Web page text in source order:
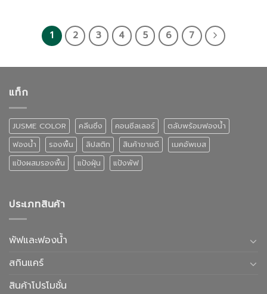
1 2 3 4 5 6 7
แท็ก
JUSME COLOR คลีนซิ่ง คอนซีลเลอร์
ตลับพร้อมฟองน้ำ
ฟองน้ำ
รองพื้น ลิปสติก สินค้าขายดี
เมคอัพเบส
แป้งผสมรองพื้น
แป้งฝุ่น แป้งพัฟ
ประเภทสินค้า
พัฟและฟองน้ำ
สกินแคร์
สินค้าโปรโมชั่น